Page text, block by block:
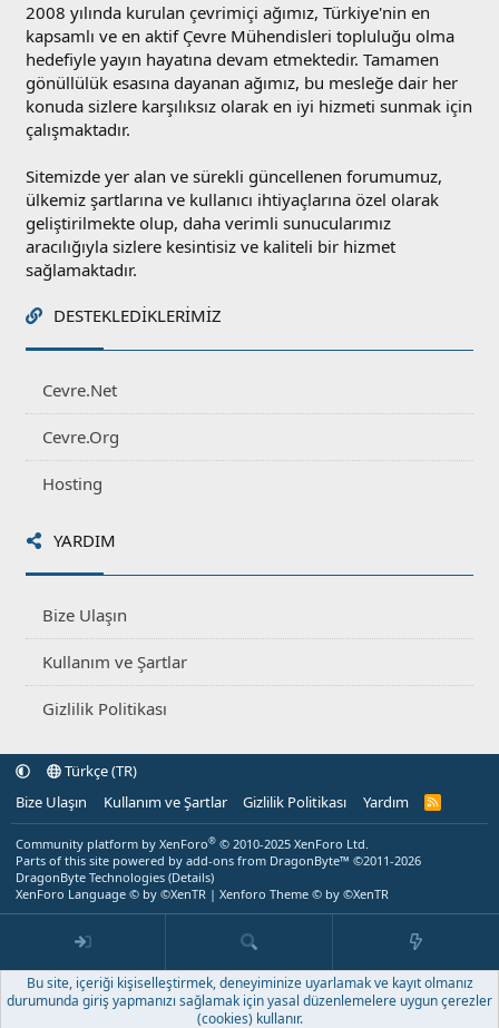
2008 yılında kurulan çevrimiçi ağımız, Türkiye'nin en
kapsamlı ve en aktif Çevre Mühendisleri topluluğu olma
hedefiyle yayın hayatına devam etmektedir. Tamamen
gönüllülük esasına dayanan ağımız, bu mesleğe dair her
konuda sizlere karşılıksız olarak en iyi hizmeti sunmak için
çalışmaktadır.
Sitemizde yer alan ve sürekli güncellenen forumumuz,
ülkemiz şartlarına ve kullanıcı ihtiyaçlarına özel olarak
geliştirilmekte olup, daha verimli sunucularımız
aracılığıyla sizlere kesintisiz ve kaliteli bir hizmet
sağlamaktadır.
DESTEKLEDIKLERIMIZ
Cevre.Net
Cevre.Org
Hosting
YARDIM
Bize Ulaşın
Kullanım ve Şartlar
Gizlilik Politikası
Türkçe (TR)
Bize Ulaşın
Kullanım ve Şartlar Gizlilik Politikası Yardım
R
Community platform by XenForo® © 2010-2025 XenForo Ltd.
Parts of this site powered by add-ons from DragonByte™ ©2011-2026
DragonByte Technologies (Details)
XenForo Language © by ©XenTR | Xenforo Theme © by ©XenTR
Bu site, içeriği kişiselleştirmek, deneyiminize uyarlamak ve kayıt olmanız
durumunda giriş yapmanızı sağlamak için yasal düzenlemelere uygun çerezler
(cookies) kullanır.